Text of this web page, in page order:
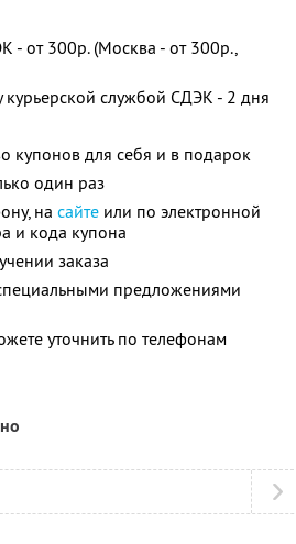
- от 300р. (Москва - от 300р.,
курьерской службой СДЭК - 2 дня
купонов для себя и в подарок
один раз
на сайте или по электронной
и кода купона
заказа
предложениями
уточнить по телефонам